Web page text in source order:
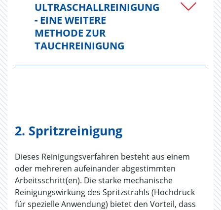
ULTRASCHALLREINIGUNG
- EINE WEITERE
METHODE ZUR
TAUCHREINIGUNG
2. Spritzreinigung
Dieses Reinigungsverfahren besteht aus einem
oder mehreren aufeinander abgestimmten
Arbeitsschritt(en). Die starke mechanische
Reinigungswirkung des Spritzstrahls (Hochdruck
für spezielle Anwendung) bietet den Vorteil, dass